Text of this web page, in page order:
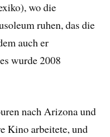
wo die
ruhen, das die
auch er
wurde 2008
nach Arizona und
Kino arbeitete, und